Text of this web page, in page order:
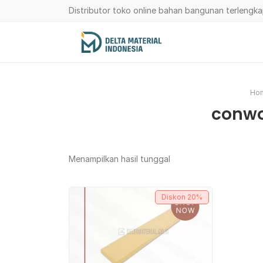
Distributor toko online bahan bangunan
Menampilkan hasil tunggal
Diskon 20%